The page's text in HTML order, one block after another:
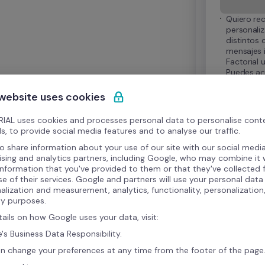
Quiero
distintos
mensajes
Factorial
Puedes
tratará tus
relación.
derechos
Soporte
uses cookies
uses cookies and processes personal data to personalise
to provide social media features and to analyse our traffic.
share information about your use of our site with our social media,
and analytics partners, including Google, who may combine it
that you've provided to them or that they've collected
of their services. Google and partners will use your personal
and measurement, analytics, functionality,
purposes.
on how Google uses your data, visit:
Business Data Responsibility.
change your preferences at any time from the footer of the page.